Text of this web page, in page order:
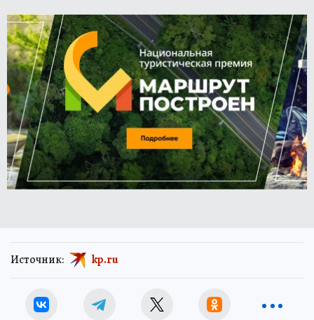
Источник: kp.ru